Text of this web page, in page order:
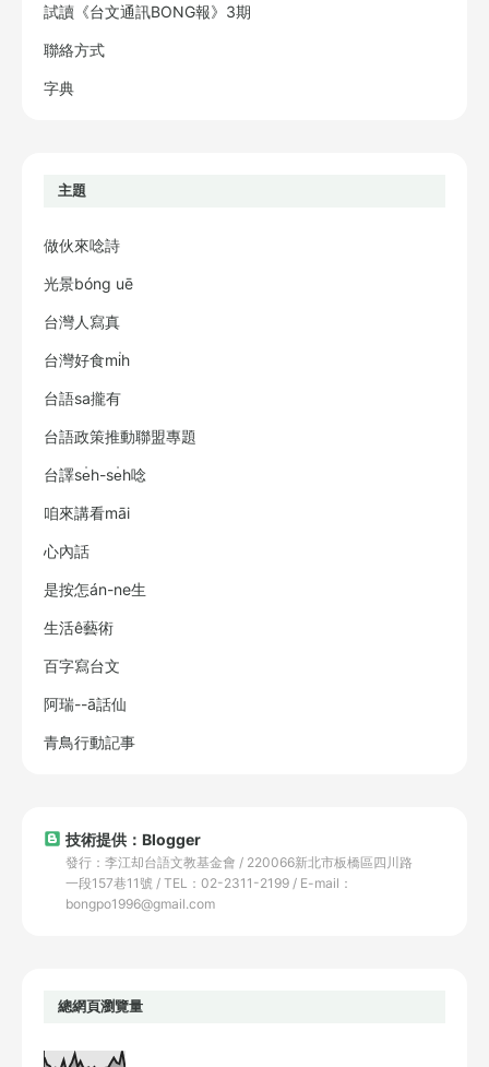
試讀《台文通訊BONG報》3期
聯絡方式
字典
主題
做伙來唸詩
光景bóng uē
台灣人寫真
台灣好食mi̍h
台語sa攏有
台語政策推動聯盟專題
台譯se̍h-se̍h唸
咱來講看māi
心內話
是按怎án-ne生
生活ê藝術
百字寫台文
阿瑞--ā話仙
青鳥行動記事
技術提供：Blogger
發行：李江却台語文教基金會 / 220066新北市板橋區四川路
一段157巷11號 / TEL：02-2311-2199 / E-mail：
bongpo1996@gmail.com
總網頁瀏覽量